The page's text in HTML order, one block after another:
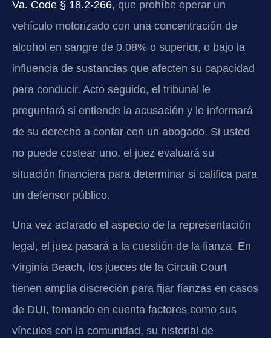
Va. Code § 18.2-266, que prohíbe operar un
vehículo motorizado con una concentración de
alcohol en sangre de 0.08% o superior, o bajo la
influencia de sustancias que afecten su capacidad
para conducir. Acto seguido, el tribunal le
preguntará si entiende la acusación y le informará
de su derecho a contar con un abogado. Si usted
no puede costear uno, el juez evaluará su
situación financiera para determinar si califica para
un defensor público.
Una vez aclarado el aspecto de la representación
legal, el juez pasará a la cuestión de la fianza. En
Virginia Beach, los jueces de la Circuit Court
tienen amplia discreción para fijar fianzas en casos
de DUI, tomando en cuenta factores como sus
vínculos con la comunidad, su historial de